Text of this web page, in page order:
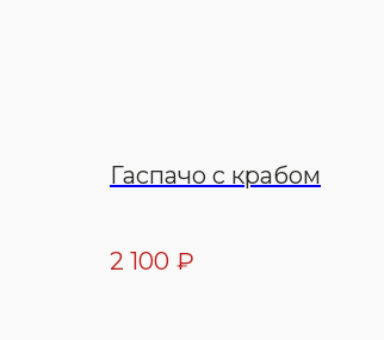
Гаспачо с крабом
2 100 ₽